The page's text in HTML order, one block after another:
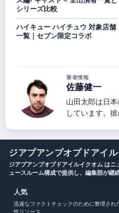
シリーズ比較
ハイキュー ハイチュウ 対象店舗
一覧｜セブン限定コラボ
筆者情報
佐藤健一
山田太郎は日
しています。
ジアプアンプオプドアイ
ジアプアンプオプドアイルイクオム は
ュースルーム構成で提供し、編集部が継
人気
迅速なファクトチェックのために整理され
性リソース。